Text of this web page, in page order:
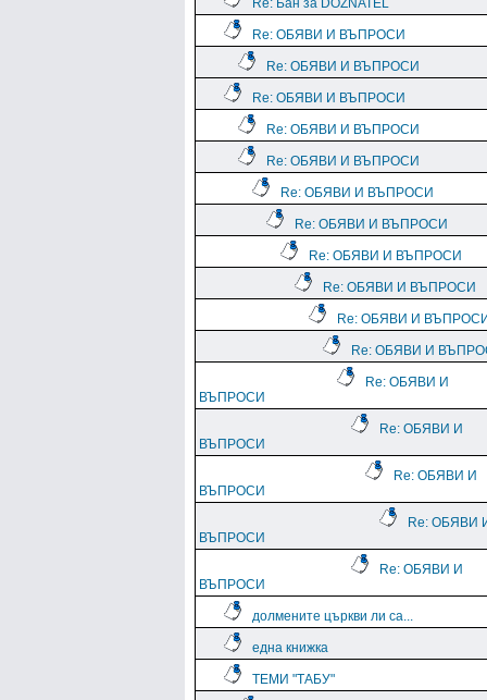
Re: Бан за DOZNATEL
Re: ОБЯВИ И ВЪПРОСИ
Re: ОБЯВИ И ВЪПРОСИ
Re: ОБЯВИ И ВЪПРОСИ
Re: ОБЯВИ И ВЪПРОСИ
Re: ОБЯВИ И ВЪПРОСИ
Re: ОБЯВИ И ВЪПРОСИ
Re: ОБЯВИ И ВЪПРОСИ
Re: ОБЯВИ И ВЪПРОСИ
Re: ОБЯВИ И ВЪПРОСИ
Re: ОБЯВИ И
Re: ОБЯВИ И
Re: ОБЯВИ И
ВЪПРОСИ
Re: ОБЯВИ И
ВЪПРОСИ
Re: ОБЯВИ И
ВЪПРОСИ
Re: ОБЯВИ
ВЪПРОСИ
Re: ОБЯВИ И
ВЪПРОСИ
долмените църкви ли са...
една книжка
ТЕМИ "ТАБУ"